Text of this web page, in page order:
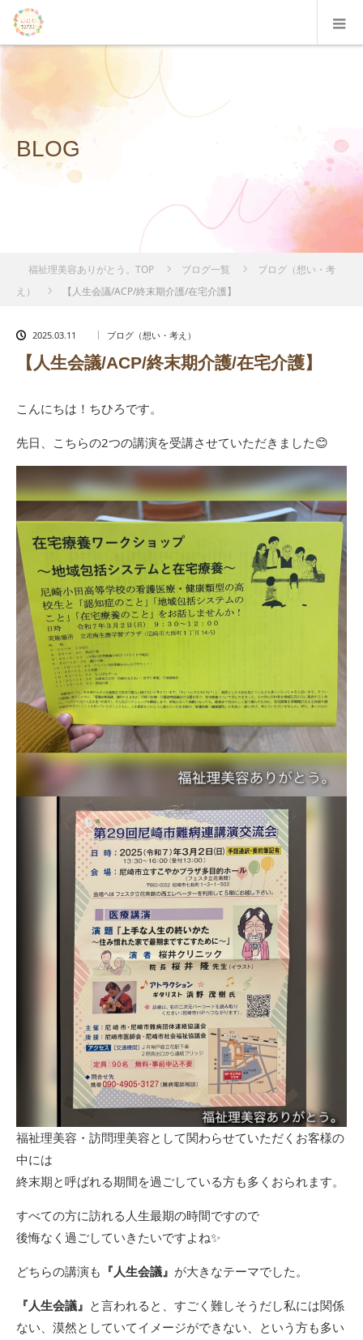
BLOG
福祉理美容ありがとう。TOP ブログ一覧
ブログ（想い・考
え）
【人生会議/ACP/終末期介護/在宅介護】
2025.03.11 ブログ（想い・考え）
【人生会議/ACP/終末期介護/在宅介護】
こんにちは！ちひろです。
先日、こちらの2つの講演を受講させていただきました😊
福祉理美容・訪問理美容として関わらせていただくお客様の
中には
終末期と呼ばれる期間を過ごしている方も多くおられます。
すべての方に訪れる人生最期の時間ですので
後悔なく過ごしていきたいですよね✨
どちらの講演も 『人生会議』 が大きなテーマでした。
『人生会議』 と言われると、すごく難しそうだし私には関係
ない、漠然としていてイメージができない、という方も多い